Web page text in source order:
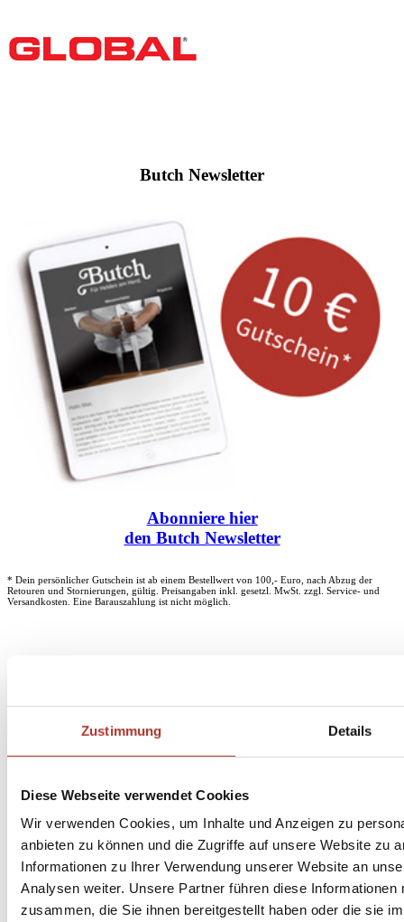
Zustimmung Details
Diese Webseite verwendet Cookies
Wir verwenden Cookies, um Inhalte und Anzeigen zu
anbieten zu können und die Zugriffe auf unsere Website zu
Informationen zu Ihrer Verwendung unserer Website an
Analysen weiter. Unsere Partner führen diese
zusammen, die Sie ihnen bereitgestellt haben oder die sie
Butch Newsletter
Abonniere hier
den Butch Newsletter
* Dein persönlicher Gutschein ist ab einem Bestellwert von 100,- Euro, nach Abzug der
Retouren und Stornierungen, gültig. Preisangaben inkl. gesetzl. MwSt. zzgl. Service- und
Versandkosten. Eine Barauszahlung ist nicht möglich.